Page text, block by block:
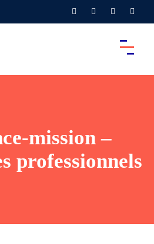
mission –
professionnels